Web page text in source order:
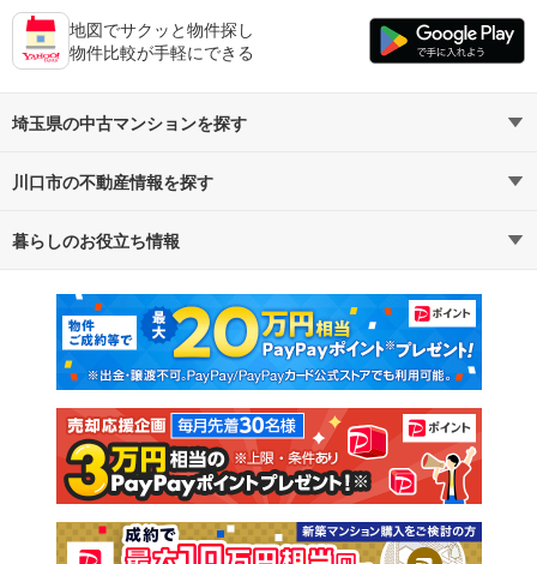
地図でサクッと物件探し
物件比較が手軽にできる
埼玉県の中古マンションを探す
路線・駅から探す
通勤・通学時間から探す
川口市の不動産情報を探す
不動産・住宅
新築マンション 中古マンション
新築一戸建て 中古一戸建て
注文住宅 土地
売却査定
暮らしのお役立ち情報
マンションカタログ 教えて！住まいの先生